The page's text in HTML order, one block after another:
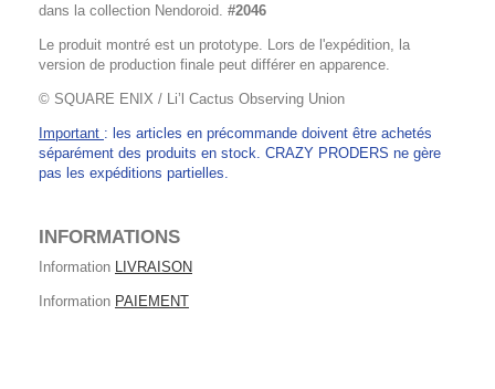
dans la collection Nendoroid. #2046
Le produit montré est un prototype. Lors de l'expédition, la
version de production finale peut différer en apparence.
© SQUARE ENIX / Li’l Cactus Observing Union
Important : les articles en précommande doivent être achetés
séparément des produits en stock. CRAZY PRODERS ne gère
pas les expéditions partielles.
INFORMATIONS
Information LIVRAISON
Information PAIEMENT